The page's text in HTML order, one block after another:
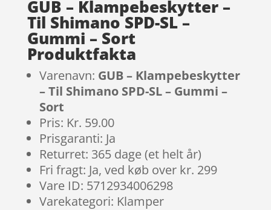
GUB – Klampebeskytter –
Til Shimano SPD-SL –
Gummi – Sort
Produktfakta
Varenavn: GUB – Klampebeskytter
– Til Shimano SPD-SL – Gummi –
Sort
Pris: Kr. 59.00
Prisgaranti: Ja
Returret: 365 dage (et helt år)
Fri fragt: Ja, ved køb over kr. 299
Vare ID: 5712934006298
Varekategori: Klamper